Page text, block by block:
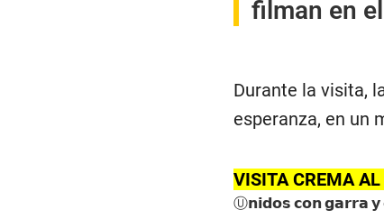
filman en
Durante la visita,
esperanza, en un
VISITA CREMA
Ⓤ𝗻𝗶𝗱𝗼𝘀 𝗰𝗼𝗻 𝗴𝗮𝗿𝗿𝗮